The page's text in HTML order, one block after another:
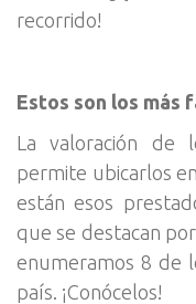
recorrido!
Estos son los más
La valoración de
permite ubicarlos
están esos
que se destacan
enumeramos 8 de
país. ¡Conócelos!